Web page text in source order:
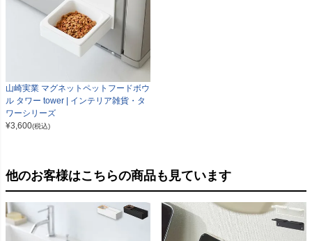
山崎実業 マグネットペットフードボウ
ル タワー tower | インテリア雑貨・タ
ワーシリーズ
¥3,600(税込)
他のお客様はこちらの商品も見ています